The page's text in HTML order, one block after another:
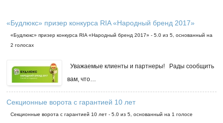
«Будлюкс» призер конкурса RIA «Народный бренд 2017»
«Будлюкс» призер конкурса RIA «Народный бренд 2017» - 5.0 из 5 , основанный на
2 голосах
Уважаемые клиенты и партнеры! Рады сообщить
вам, что…
Секционные ворота с гарантией 10 лет
Секционные ворота с гарантией 10 лет - 5.0 из 5 , основанный на 1 голосе